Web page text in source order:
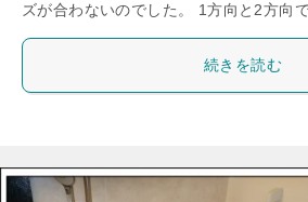
ズが合わないのでした。 1方向と2方向
続きを読む